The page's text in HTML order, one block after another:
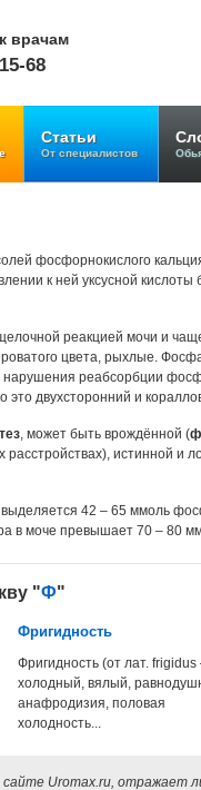
врачам
68
Статьи
От специалистов
фосфорнокислого
к ней уксусной кислоты
реакцией мочи и
цвета, рыхлые.
реабсорбции
это двухсторонний и
, может быть врождённой (
расстройствах), истинной и
выделяется 42 – 65 ммоль
в моче превышает 70 – 80
"Ф"
Фригидность
Фригидность (от лат. frigidus
холодный, вялый,
анафродизия, половая
холодность...
Uromax.ru, отражает